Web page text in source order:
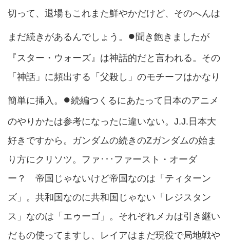
切って、退場もこれまた鮮やかだけど、そのへんは
まだ続きがあるんでしょう。 ● 聞き飽きましたが
『スター・ウォーズ』は神話的だと言われる。その
「神話」に頻出する「父殺し」のモチーフはかなり
簡単に挿入。︎ ●続編つくるにあたって日本のアニメ
のやりかたは参考になったに違いない。J.J.日本大
好きですから。ガンダムの続きのΖガンダムの始ま
り方にクリソツ。ファ･･･ファースト・オーダ
ー？ 帝国じゃないけど帝国なのは「ティターン
ズ」。共和国なのに共和国じゃない「レジスタン
ス」なのは「エゥーゴ」。それぞれメカは引き継い
だもの使ってますし、レイアはまだ現役で局地戦や